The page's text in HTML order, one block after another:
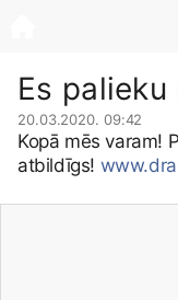
Es palieku
20.03.2020. 09:42
Kopā mēs varam!
atbildīgs!